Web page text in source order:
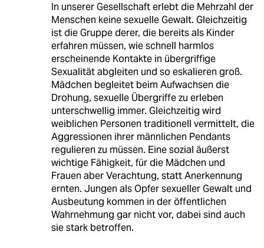
In unserer Gesellschaft erlebt die Mehrzahl der
Menschen keine sexuelle Gewalt. Gleichzeitig
ist die Gruppe derer, die bereits als Kinder
erfahren müssen, wie schnell harmlos
erscheinende Kontakte in übergriffige
Sexualität abgleiten und so eskalieren groß.
Mädchen begleitet beim Aufwachsen die
Drohung, sexuelle Übergriffe zu erleben
unterschwellig immer. Gleichzeitig wird
weiblichen Personen traditionell vermittelt, die
Aggressionen ihrer männlichen Pendants
regulieren zu müssen. Eine sozial äußerst
wichtige Fähigkeit, für die Mädchen und
Frauen aber Verachtung, statt Anerkennung
ernten. Jungen als Opfer sexueller Gewalt und
Ausbeutung kommen in der öffentlichen
Wahrnehmung gar nicht vor, dabei sind auch
sie stark betroffen.